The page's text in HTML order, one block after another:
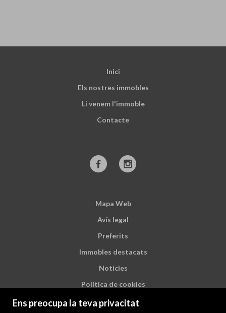
Ens preocupa la teva privacitat
Inici
Els nostres immobles
Li venem l'immoble
Contacte
Mapa Web
Avís legal
Preferits
Immobles destacats
Notícies
Política de cookies